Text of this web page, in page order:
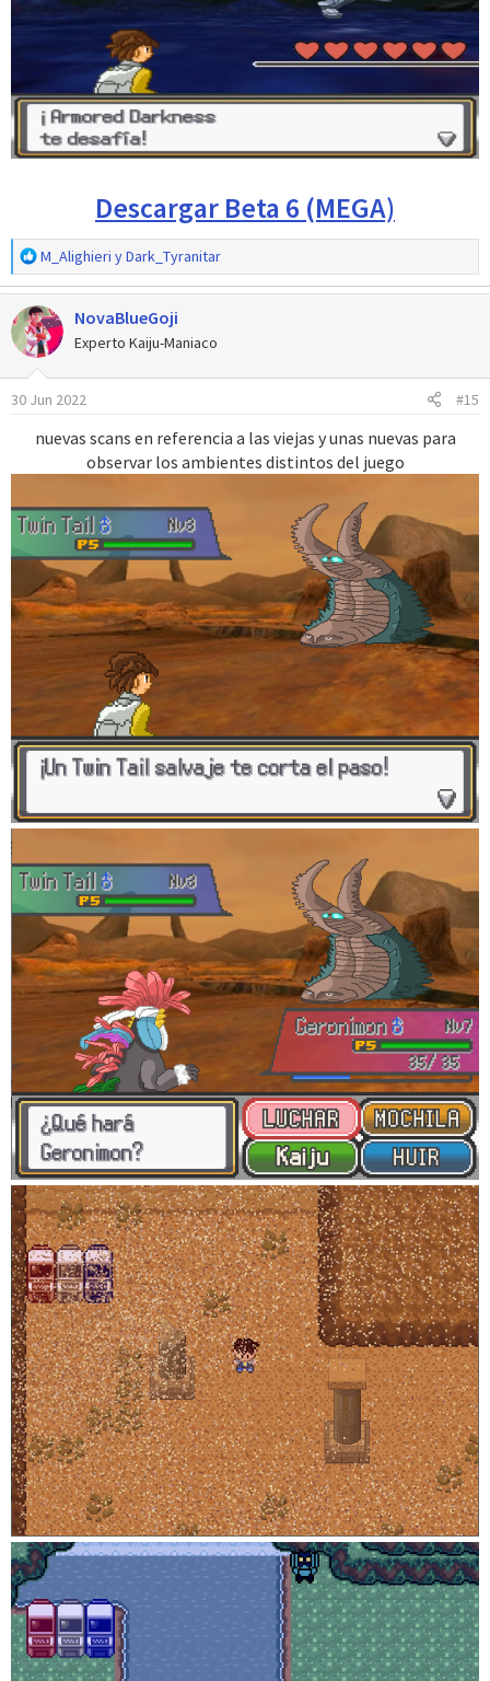
Descargar Beta 6 (MEGA)
R
e
a
c
c
i
o
n
s
M_Alighieri yDark_Tyranitar
NovaBlueGoji
Experto Kaiju-Maniaco
30 Jun 2022 #15
nuevas scans en referencia a las viejas y unas nuevas para
observar los ambientes distintos del juego